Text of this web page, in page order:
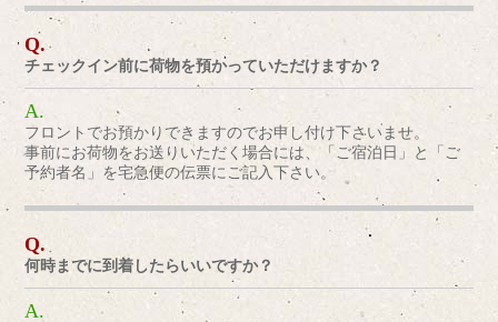
チェックイン前に荷物を預かっていただけますか？
フロントでお預かりできますのでお申し付け下さいませ。
事前にお荷物をお送りいただく場合には、「ご宿泊日」と「ご
予約者名」を宅急便の伝票にご記入下さい。
何時までに到着したらいいですか？